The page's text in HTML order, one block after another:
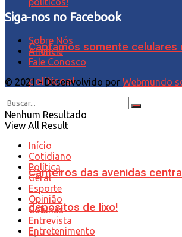
Captamos somente celulares
políticos!
Canteiros das avenidas
depósitos de lixo!
Siga-nos no Facebook
Sobre Nós
Anuncie
Fale Conosco
© 2021 - Desenvolvido por Webmundo
Nenhum Resultado
View All Result
Início
Cotidiano
Política
Geral
Esporte
Opinião
Colunas
Entrevista
Entretenimento